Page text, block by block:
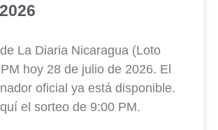
La Diaria Nicaragua (Loto
hoy 28 de julio de 2026. El
oficial ya está disponible.
el sorteo de 9:00 PM.